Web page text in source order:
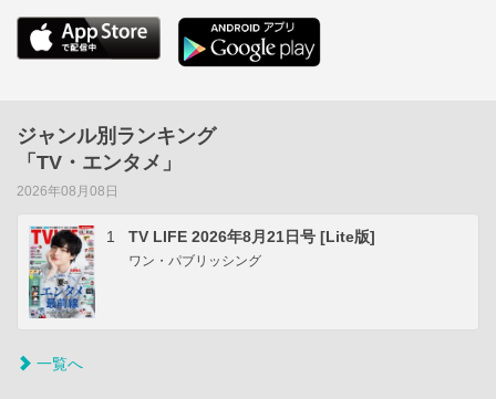
ジャンル別ランキング
「TV・エンタメ」
2026年08月08日
1 TV LIFE 2026年8月21日号 [Lite版]
ワン・パブリッシング
一覧へ